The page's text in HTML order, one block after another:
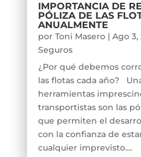
IMPORTANCIA DE
PÓLIZA DE LAS
ANUALMENTE
por Toni Masero| Ago 3,
Seguros
¿Por qué debemos
las flotas cada año?
herramientas
transportistas son las
que permiten el
con la confianza de
cualquier imprevisto....